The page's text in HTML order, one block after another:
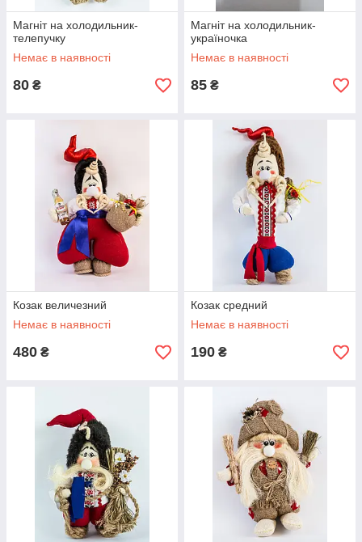
Магніт на холодильник-
телепучку
Немає в наявності
80 ₴
Магніт на холодильник-
україночка
Немає в наявності
85 ₴
Козак величезний
Немає в наявності
480 ₴
Козак средний
Немає в наявності
190 ₴